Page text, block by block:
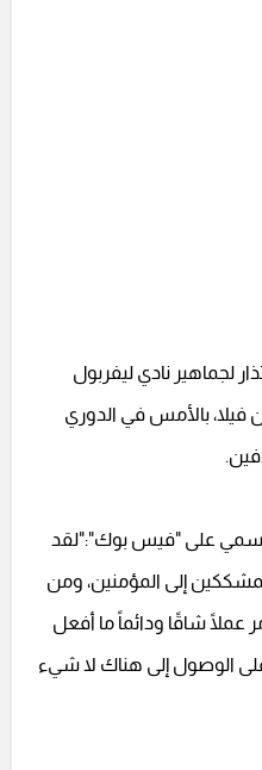
لجماهير نادي ليفربول
فيلا، بالأمس في الدوري
على "فيس بوك":"لقد
إلى المؤمنين، ومن
عملًا شاقًا ودائماً ما أفعل
الوصول إلى هناك لا شيء